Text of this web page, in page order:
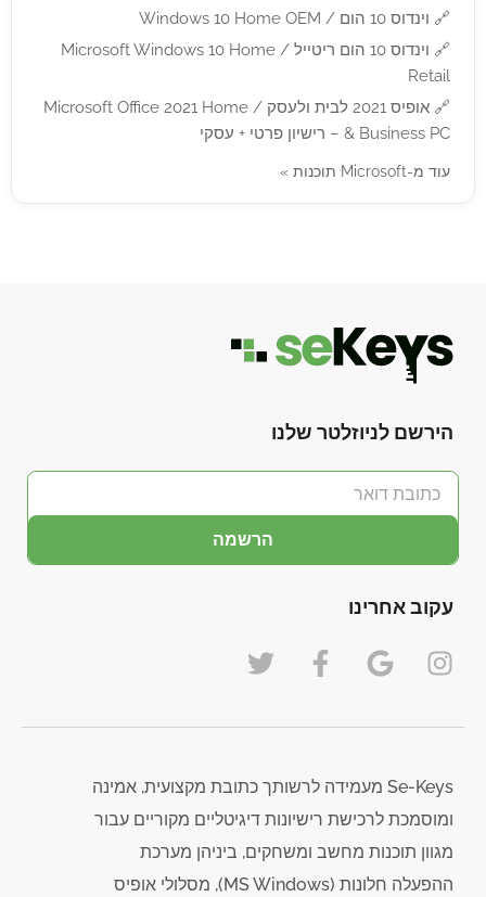
🔗 וינדוס 10 הום / Windows 10 Home OEM
🔗
וינדוס 10 הום ריטייל / Microsoft Windows 10 Home
Retail
🔗
אופיס 2021 לבית ולעסק / Microsoft Office 2021 Home
& Business PC – רישיון פרטי + עסקי
עוד מ-Microsoft תוכנות »
הירשם לניוזלטר שלנו
הרשמה
עקוב אחרינו
Se-Keys מעמידה לרשותך כתובת מקצועית, אמינה
ומוסמכת לרכישת רישיונות דיגיטליים מקוריים עבור
מגוון תוכנות מחשב ומשחקים, ביניהן מערכת
ההפעלה חלונות (MS Windows), מסלולי אופיס